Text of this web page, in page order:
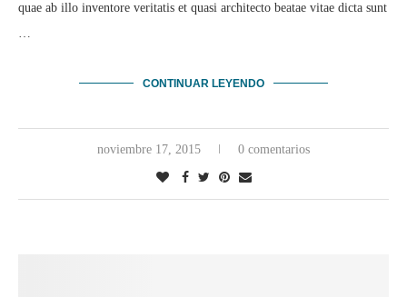
quae ab illo inventore veritatis et quasi architecto beatae vitae dicta sunt
…
CONTINUAR LEYENDO
noviembre 17, 2015 0 comentarios